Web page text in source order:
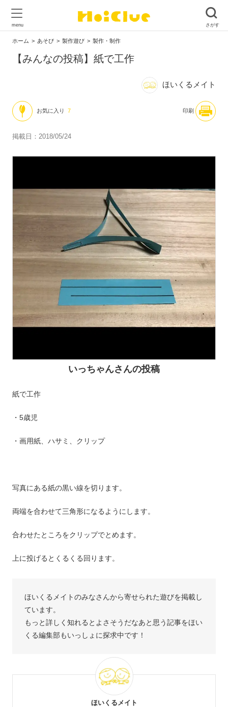
ホーム あそび 製作遊び 製作・制作
【みんなの投稿】紙で工作
ほいくるメイト
お気に入り 7 印刷
掲載日：2018/05/24
いっちゃんさんの投稿
紙で工作
・5歳児
・画用紙、ハサミ、クリップ
写真にある紙の黒い線を切ります。
両端を合わせて三角形になるようにします。
合わせたところをクリップでとめます。
上に投げるとくるくる回ります。
ほいくるメイトのみなさんから寄せられた遊びを掲載し
ています。
もっと詳しく知れるとよさそうだなあと思う記事をほい
くる編集部もいっしょに探求中です！
ほいくるメイト